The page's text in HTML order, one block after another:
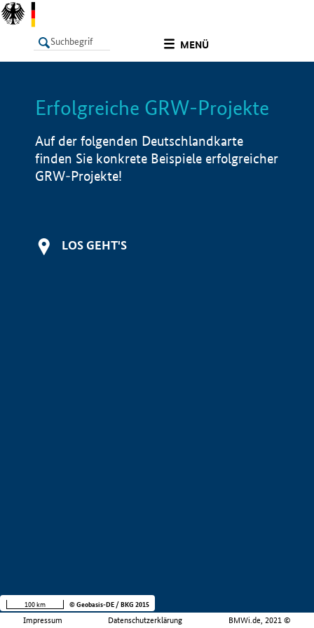
MENÜ
LISTE Info
Erfolgreiche GRW-Projekte
Auf der folgenden Deutschlandkarte
finden Sie konkrete Beispiele erfolgreicher
GRW-Projekte!
LOS GEHT'S
Impressum Datenschutzerklärung BMWi.de, 2021 ©
100 km © Geobasis-DE / BKG 2015